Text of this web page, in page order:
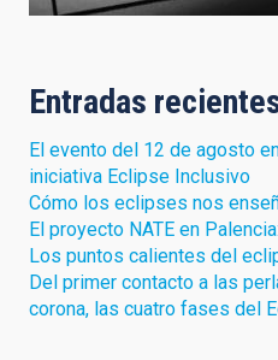
Entradas
El evento del 12 de agosto
iniciativa Eclipse Inclusivo
Cómo los eclipses nos
El proyecto NATE en
Los puntos calientes del
Del primer contacto a las
corona, las cuatro fases del